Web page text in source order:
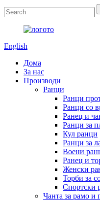
English
Дома
За нас
Производи
Ранци
Ранци
Ранци со
Ранец и
Ранци за
Кул ранци
Ранци за
Воени
Ранец и
Женски
Торби за
Спортски
Чанта за рамо и